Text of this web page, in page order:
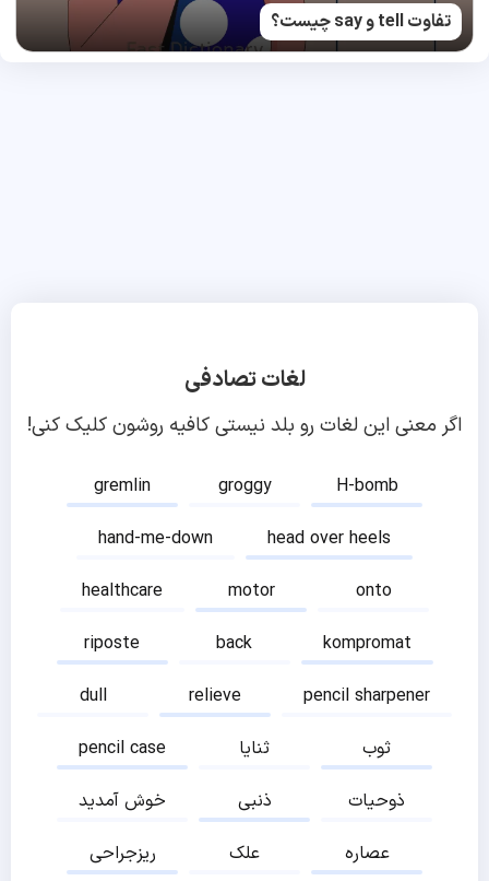
تفاوت tell و say چیست؟
لغات تصادفی
اگر معنی این لغات رو بلد نیستی کافیه روشون کلیک کنی!
gremlin groggy
H-bomb
hand-me-down
head over heels
healthcare
motor
onto
riposte
back
kompromat
dull
relieve
pencil sharpener
pencil case
ثنایا
ثوب
خوش آمدید
ذنبی
ذوحیات
ریزجراحی
علک
عصاره